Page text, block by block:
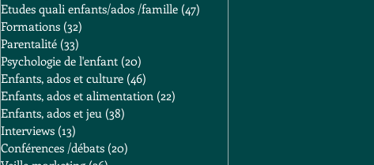
Etudes quali enfants/ados /famille (47)
Formations (32)
Parentalité (33)
Psychologie de l'enfant (20)
Enfants, ados et culture (46)
Enfants, ados et alimentation (22)
Enfants, ados et jeu (38)
Interviews (13)
Conférences /débats (20)